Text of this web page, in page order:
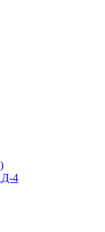
4